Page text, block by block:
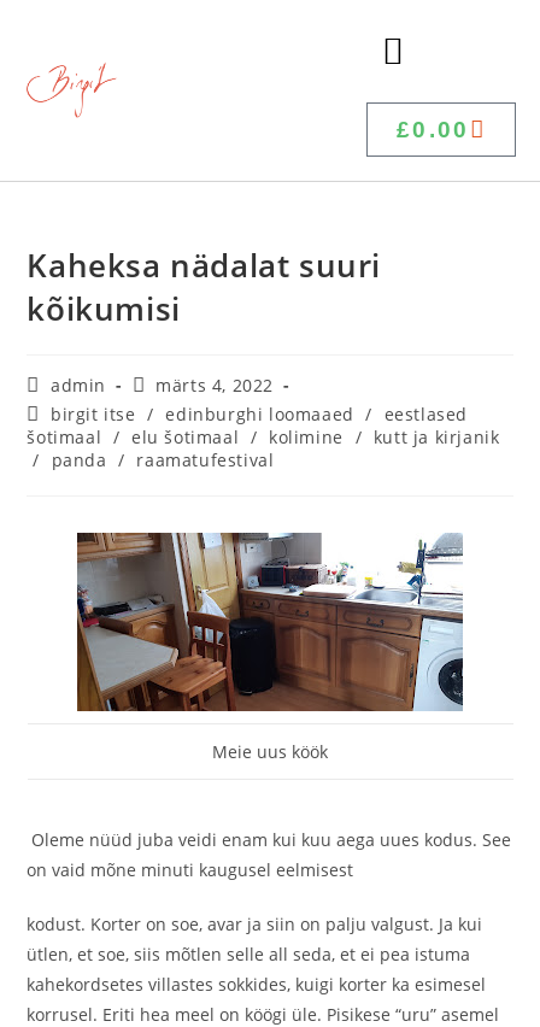
£0.00
Kaheksa nädalat suuri
kõikumisi
admin
märts 4, 2022
birgit itse / edinburghi loomaaed / eestlased
šotimaal / elu šotimaal / kolimine / kutt ja kirjanik
/
panda / raamatufestival
Meie uus köök
Oleme nüüd juba veidi enam kui kuu aega uues kodus. See
on vaid mõne minuti kaugusel eelmisest
kodust. Korter on soe, avar ja siin on palju valgust. Ja kui
ütlen, et soe, siis mõtlen selle all seda, et ei pea istuma
kahekordsetes villastes sokkides, kuigi korter ka esimesel
korrusel. Eriti hea meel on köögi üle. Pisikese “uru” asemel